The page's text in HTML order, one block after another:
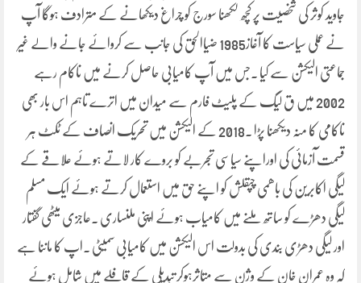
جاوید کوثر کی شخصیت پر کچھ لکھنا سورج کو چراغ دیکھانے کے مترادف ہوگا آپ
نے عملی سیاست کا آغاز1985 ضیاالحق کی جانب سے کروائے جانے والے غیر
جماعتی الیکشن سے کیا ۔جس میں آپ کامیابی حاصل کرنے میں ناکام رہے
2002 میں ق لیگ کے پلیٹ فارم سے میدان میں اترے تاہم اس بار بھی
ناکامی کا منہ دیکھنا پڑا ۔2018 کے الیکشن میں تحریک انصاف کے ٹکٹ ہر
قسمت آزمائی کی اوراپنے سیاسی تجربے کو بروے کار لاتے ہوئے علاقے کے
لیگی اکابرین کی باھمی چپقلش کو اپنے حق میں استعمال کرتے ہوئے ایک مسلم
لیگی دھڑے کو ساتھ ملنے میں کامیاب ہوئے اپنی ملنساری ۔عاجزی میٹھی گفتار
اور لیگی دھڑی بندی کی بدولت اس الیکشن میں کامیابی سمیٹی ۔اپ کا ماننا ہے
کہ وہ عمران خان کے وژن سے متاثرہوکر تبدیلی کے قافلے میں شامل ہوئے